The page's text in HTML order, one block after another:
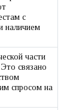
с
наличием
части
связано
спросом на